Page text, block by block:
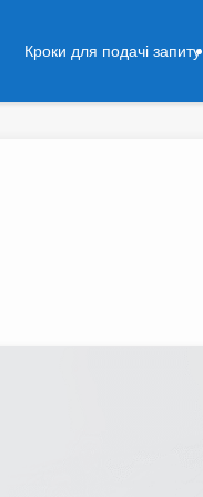
Кроки для подачі запиту